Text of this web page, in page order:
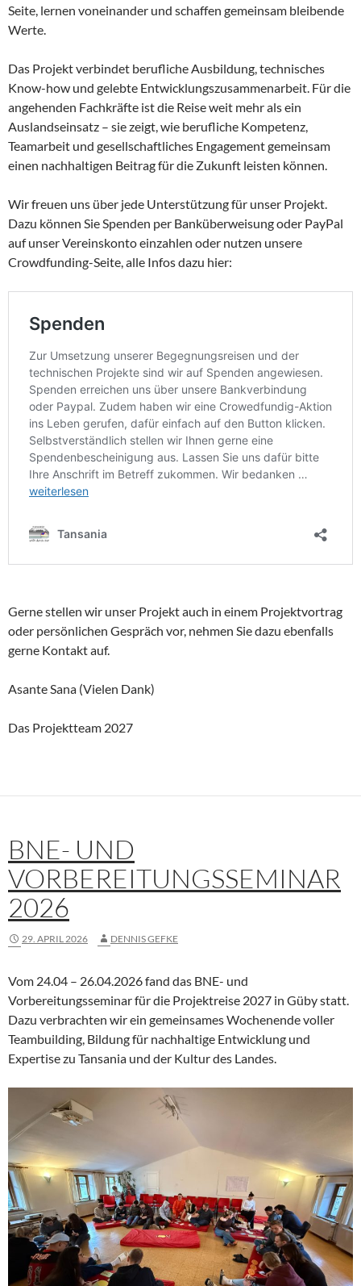
Seite, lernen voneinander und schaffen gemeinsam bleibende
Werte.
Das Projekt verbindet berufliche Ausbildung, technisches
Know-how und gelebte Entwicklungszusammenarbeit. Für die
angehenden Fachkräfte ist die Reise weit mehr als ein
Auslandseinsatz – sie zeigt, wie berufliche Kompetenz,
Teamarbeit und gesellschaftliches Engagement gemeinsam
einen nachhaltigen Beitrag für die Zukunft leisten können.
Wir freuen uns über jede Unterstützung für unser Projekt.
Dazu können Sie Spenden per Banküberweisung oder PayPal
auf unser Vereinskonto einzahlen oder nutzen unsere
Crowdfunding-Seite, alle Infos dazu hier:
Gerne stellen wir unser Projekt auch in einem Projektvortrag
oder persönlichen Gespräch vor, nehmen Sie dazu ebenfalls
gerne Kontakt auf.
Asante Sana (Vielen Dank)
Das Projektteam 2027
BNE- UND
VORBEREITUNGSSEMINAR
2026
29. APRIL 2026 DENNIS GEFKE
Vom 24.04 – 26.04.2026 fand das BNE- und
Vorbereitungsseminar für die Projektreise 2027 in Güby statt.
Dazu verbrachten wir ein gemeinsames Wochenende voller
Teambuilding, Bildung für nachhaltige Entwicklung und
Expertise zu Tansania und der Kultur des Landes.